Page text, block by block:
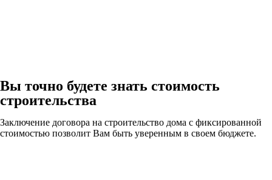
Вы точно будете знать стоимость
строительства
Заключение договора на строительство дома с фиксированной
стоимостью позволит Вам быть уверенным в своем бюджете.